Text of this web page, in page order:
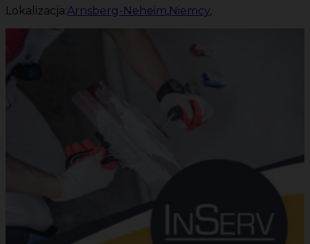
Lokalizacja:Arnsberg-Neheim,Niemcy,